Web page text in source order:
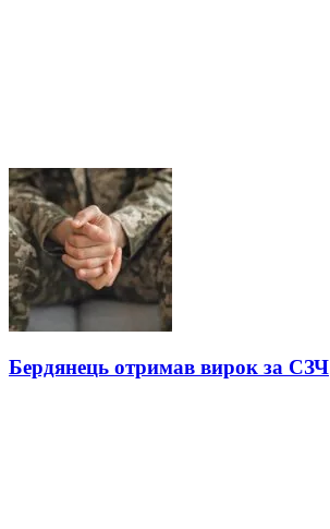
Бердянець отримав вирок за СЗЧ